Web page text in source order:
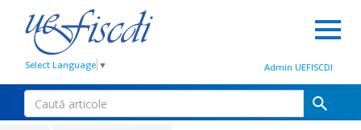
Select Language ▼ Admin UEFISCDI